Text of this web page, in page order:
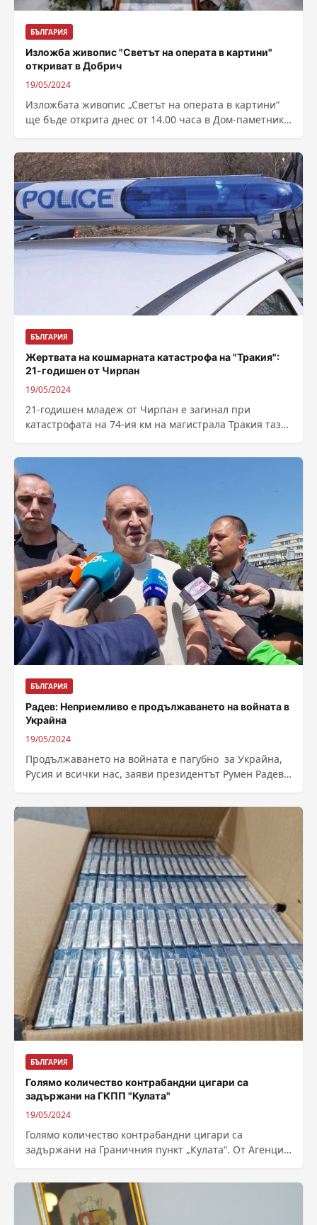
БЪЛГАРИЯ
Изложба живопис "Светът на операта в картини"
откриват в Добрич
19/05/2024
Изложбата живопис „Светът на операта в картини“
ще бъде открита днес от 14.00 часа в Дом-паметник
БЪЛГАРИЯ
Жертвата на кошмарната катастрофа на "Тракия":
21-годишен от Чирпан
19/05/2024
21-годишен младеж от Чирпан е загинал при
катастрофата на 74-ия км на магистрала Тракия тази
БЪЛГАРИЯ
Радев: Неприемливо е продължаването на войната в
Украйна
19/05/2024
Продължаването на войната е пагубно за Украйна,
Русия и всички нас, заяви президентът Румен Радев
БЪЛГАРИЯ
Голямо количество контрабандни цигари са
задържани на ГКПП "Кулата"
19/05/2024
Голямо количество контрабандни цигари са
задържани на Граничния пункт „Кулата“. От Агенция
Гърция към България...